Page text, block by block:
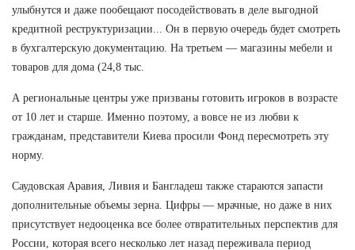
улыбнутся и даже пообещают посодействовать в деле выгодной
кредитной реструктуризации... Он в первую очередь будет смотреть
в бухгалтерскую документацию. На третьем — магазины мебели и
товаров для дома (24,8 тыс.
А региональные центры уже призваны готовить игроков в возрасте
от 10 лет и старше. Именно поэтому, а вовсе не из любви к
гражданам, представители Киева просили Фонд пересмотреть эту
норму.
Саудовская Аравия, Ливия и Бангладеш также стараются запасти
дополнительные объемы зерна. Цифры — мрачные, но даже в них
присутствует недооценка все более отвратительных перспектив для
России, которая всего несколько лет назад переживала период